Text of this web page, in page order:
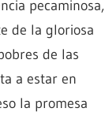
pecaminosa,
de la gloriosa
de las
a estar en
la promesa